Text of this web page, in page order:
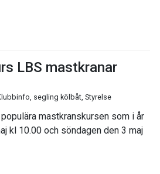
LBS mastkranar
segling kölbåt, Styrelse
mastkranskursen som i år
kl 10.00 och söndagen den 3 maj